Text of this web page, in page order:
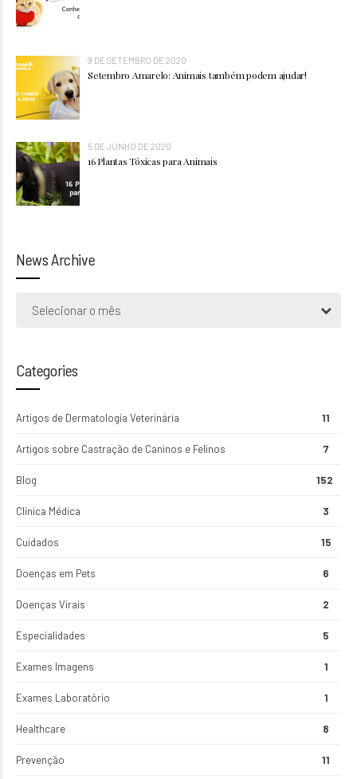
9 DE SETEMBRO DE 2020
Setembro Amarelo: Animais também podem ajudar!
5 DE JUNHO DE 2020
16 Plantas Tóxicas para Animais
News Archive
Selecionar o mês
Categories
Artigos de Dermatologia Veterinária 11
Artigos sobre Castração de Caninos e Felinos 7
Blog 152
Clínica Médica 3
Cuidados 15
Doenças em Pets 6
Doenças Virais 2
Especialidades 5
Exames Imagens 1
Exames Laboratório 1
Healthcare 8
Prevenção 11